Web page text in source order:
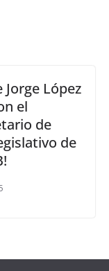
Jorge López
el
de
de